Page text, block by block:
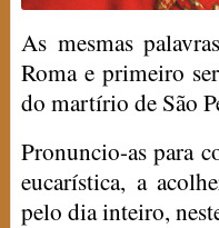
As mesmas
Roma e primeiro
do martírio de São
Pronuncio-as para
eucarística, a
pelo dia inteiro,